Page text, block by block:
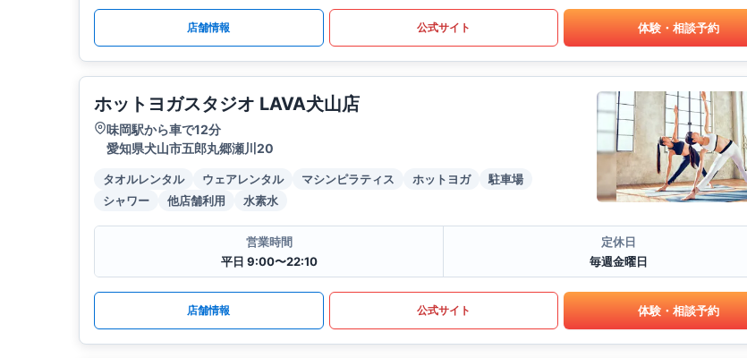
店舗情報 公式サイト 体験・相談予約
ホットヨガスタジオ LAVA犬山店
味岡駅から車で12分
愛知県犬山市五郎丸郷瀬川20
タオルレンタル ウェアレンタル マシンピラティス ホットヨガ
駐車場
シャワー
他店舗利用 水素水
営業時間
平日 9:00〜22:10
定休日
毎週金曜日
店舗情報 公式サイト 体験・相談予約